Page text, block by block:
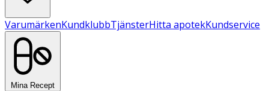
VarumärkenKundklubbTjänsterHitta apotekKundservice
Mina Recept